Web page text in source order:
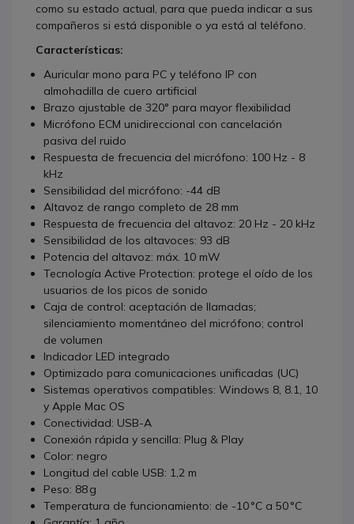
como su estado actual, para que pueda indicar a sus
compañeros si está disponible o ya está al teléfono.
Características:
Auricular mono para PC y teléfono IP con
almohadilla de cuero artificial
Brazo ajustable de 320° para mayor flexibilidad
Micrófono ECM unidireccional con cancelación
pasiva del ruido
Respuesta de frecuencia del micrófono: 100 Hz - 8
kHz
Sensibilidad del micrófono: -44 dB
Altavoz de rango completo de 28 mm
Respuesta de frecuencia del altavoz: 20 Hz - 20 kHz
Sensibilidad de los altavoces: 93 dB
Potencia del altavoz: máx. 10 mW
Tecnología Active Protection: protege el oído de los
usuarios de los picos de sonido
Caja de control: aceptación de llamadas;
silenciamiento momentáneo del micrófono; control
de volumen
Indicador LED integrado
Optimizado para comunicaciones unificadas (UC)
Sistemas operativos compatibles: Windows 8, 8.1, 10
y Apple Mac OS
Conectividad: USB-A
Conexión rápida y sencilla: Plug & Play
Color: negro
Longitud del cable USB: 1,2 m
Peso: 88 g
Temperatura de funcionamiento: de -10 °C a 50 °C